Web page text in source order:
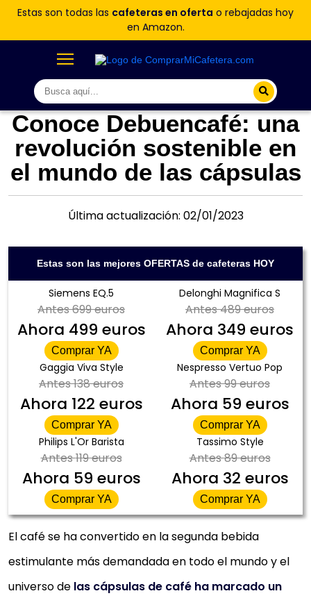
Estas son todas las cafeteras en oferta o rebajadas hoy
en Amazon.
Conoce Debuencafé: una
revolución sostenible en
el mundo de las cápsulas
Última actualización: 02/01/2023
Estas son las mejores OFERTAS de cafeteras HOY
Siemens EQ.5
Antes699 euros
Ahora 499 euros
Comprar YA
Delonghi Magnifica S
Antes489 euros
Ahora 349 euros
Comprar YA
Gaggia Viva Style
Antes138 euros
Ahora 122 euros
Comprar YA
Nespresso Vertuo Pop
Antes99 euros
Ahora 59 euros
Comprar YA
Philips L'Or Barista
Antes119 euros
Ahora 59 euros
Comprar YA
Tassimo Style
Antes89 euros
Ahora 32 euros
Comprar YA
El café se ha convertido en la segunda bebida
estimulante más demandada en todo el mundo y el
universo de las cápsulas de café ha marcado un